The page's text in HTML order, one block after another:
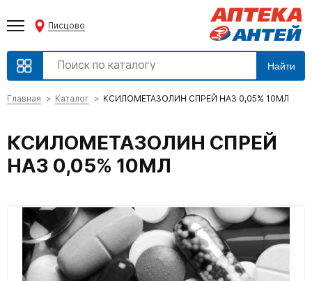
Писцово
Найти
Главная Каталог КСИЛОМЕТАЗОЛИН СПРЕЙ НАЗ 0,05% 10МЛ
КСИЛОМЕТАЗОЛИН СПРЕЙ
НАЗ 0,05% 10МЛ